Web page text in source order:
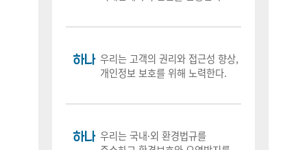
하나 우리는 고객의 권리와 접근성 향상,
개인정보 보호를 위해 노력한다.
하나 우리는 국내·외 환경법규를